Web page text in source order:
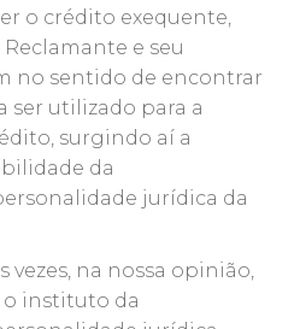
o crédito exequente,
e seu
no sentido de encontrar
ser utilizado para a
surgindo aí a
da
jurídica da
na nossa opinião,
o instituto da